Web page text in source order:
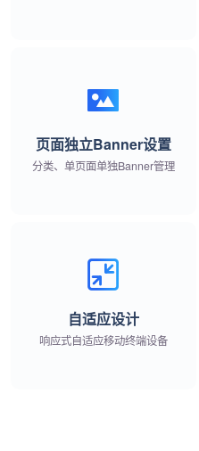
页面独立Banner设置
分类、单页面单独Banner管理
自适应设计
响应式自适应移动终端设备